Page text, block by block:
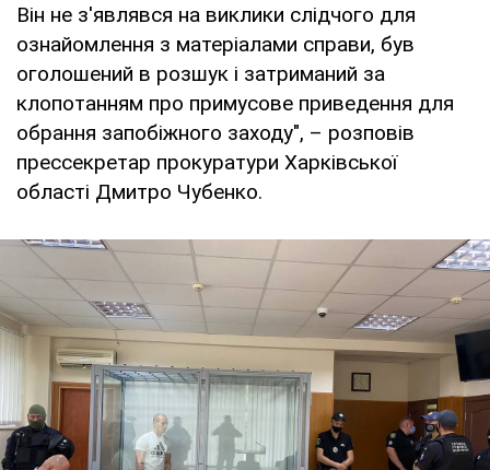
Він не з'являвся на виклики слідчого для
ознайомлення з матеріалами справи, був
оголошений в розшук і затриманий за
клопотанням про примусове приведення для
обрання запобіжного заходу", – розповів
прессекретар прокуратури Харківської
області Дмитро Чубенко.